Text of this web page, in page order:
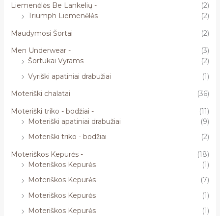
Liemenėlės Be Lankelių -
(2)
Triumph Liemenėlės
(2)
Maudymosi Šortai
(2)
Men Underwear -
(3)
Šortukai Vyrams
(2)
Vyriški apatiniai drabužiai
(1)
Moteriški chalatai
(36)
Moteriški triko - bodžiai -
(11)
Moteriški apatiniai drabužiai
(9)
Moteriški triko - bodžiai
(2)
Moteriškos Kepurės -
(18)
Moteriškos Kepurės
(1)
Moteriškos Kepurės
(7)
Moteriškos Kepurės
(1)
Moteriškos Kepurės
(1)